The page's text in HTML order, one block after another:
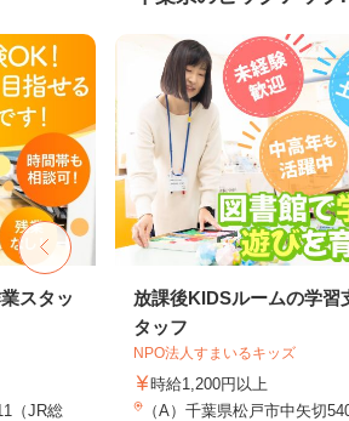
スタッ
（JR総
放課後KIDSルームの学習
タッフ
NPO法人すまいるキッズ
時給1,200円以上
（A）千葉県松戸市中矢切